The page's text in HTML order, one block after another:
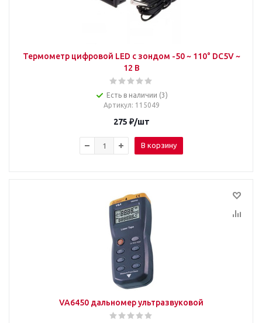
Термометр цифровой LED с зондом -50 ~ 110° DC5V ~
12 В
Есть в наличии (3)
Артикул: 115049
275 ₽/шт
В корзину
VA6450 дальномер ультразвуковой